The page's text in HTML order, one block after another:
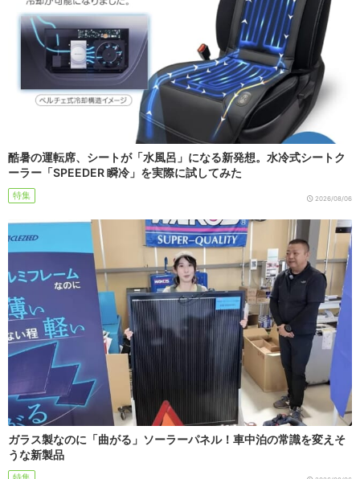
酷暑の運転席、シートが「水風呂」になる新発想。水冷式シートク
ーラー「SPEEDER 瞬冷」を実際に試してみた
特集 2026/08/06
ガラス製なのに「曲がる」ソーラーパネル！車中泊の常識を変えそ
うな新製品